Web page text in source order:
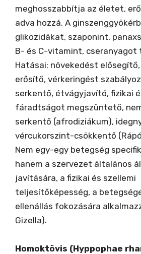
meghosszabbítja az életet,
adva hozzá. A
glikozidákat, szaponint,
B- és C-vitamint, cseranyagot
Hatásai: növekedést
erősítő, vérkeringést
serkentő, étvágyjavító, fizikai
fáradtságot megszüntető,
serkentő (afrodiziákum),
vércukorszint-csökkentő
Nem egy-egy betegség
hanem a szervezet általános
javítására, a fizikai és szellemi
teljesítőképesség, a
ellenállás fokozására
Gizella).
Homoktövis (Hyppophae